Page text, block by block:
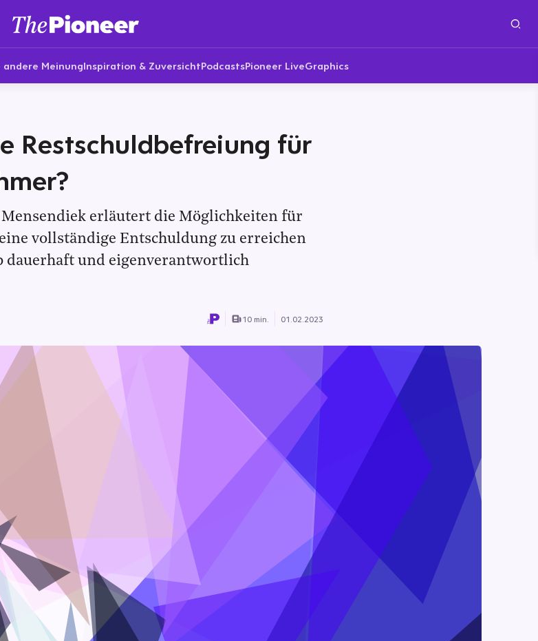
andere MeinungInspiration & ZuversichtPodcastsPioneer LiveGraphics
Restschuldbefreiung für
erläutert die Möglichkeiten für
vollständige Entschuldung zu erreichen
dauerhaft und eigenverantwortlich
10 min. 01.02.2023